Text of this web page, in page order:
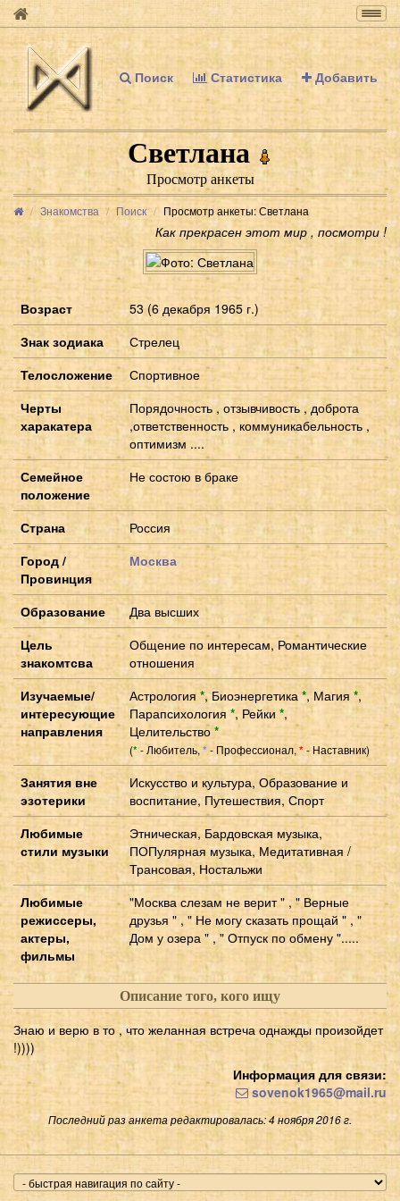
Поиск Статистика Добавить
Светлана
Просмотр анкеты
Знакомства Поиск Просмотр анкеты: Светлана
Как прекрасен этот мир , посмотри !
Возраст
53 (6 декабря 1965 г.)
Знак зодиака
Стрелец
Телосложение
Спортивное
Черты
харакатера
Порядочность , отзывчивость , доброта
,ответственность , коммуникабельность ,
оптимизм ....
Семейное
положение
Не состою в браке
Страна
Россия
Город /
Провинция
Москва
Образование
Два высших
Цель
знакомтсва
Общение по интересам, Романтические
отношения
Изучаемые/
интересующие
направления
Астрология*,Биоэнергетика*, Магия *,
Парапсихология *, Рейки *,
Целительство*
(*- Любитель,*- Профессионал,*- Наставник)
Занятия вне
эзотерики
Искусство и культура, Образование и
воспитание, Путешествия, Спорт
Любимые
стили музыки
Этническая, Бардовская музыка,
ПОПулярная музыка, Медитативная /
Трансовая, Ностальжи
Любимые
режиссеры,
актеры,
фильмы
"Москва слезам не верит " , " Верные
друзья " , " Не могу сказать прощай " , "
Дом у озера " , " Отпуск по обмену ".....
Описание того, кого ищу
Знаю и верю в то , что желанная встреча однажды произойдет
!))))
Информация для связи:
sovenok1965@mail.ru
Последний раз анкета редактировалась: 4 ноября 2016 г.